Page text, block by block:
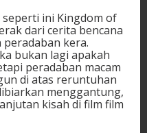
ini Kingdom of
dari cerita bencana
kera.
bukan lagi apakah
peradaban macam
di atas reruntuhan
menggantung,
kisah di film film